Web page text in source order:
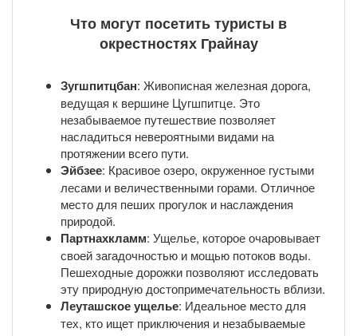
Что могут посетить туристы в
окрестностях Грайнау
Зугшпитцбан: Живописная железная дорога,
ведущая к вершине Цугшпитце. Это
незабываемое путешествие позволяет
насладиться невероятными видами на
протяжении всего пути.
Эйбзее: Красивое озеро, окруженное густыми
лесами и величественными горами. Отличное
место для пеших прогулок и наслаждения
природой.
Партнахкламм: Ущелье, которое очаровывает
своей загадочностью и мощью потоков воды.
Пешеходные дорожки позволяют исследовать
эту природную достопримечательность вблизи.
Леуташское ущелье: Идеальное место для
тех, кто ищет приключения и незабываемые